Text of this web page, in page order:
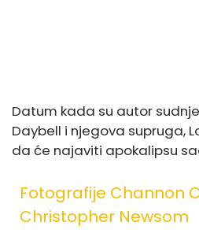
Datum kada su autor
Daybell i njegova supruga,
da će najaviti apokalipsu
Fotografije Channon
Christopher Newsom